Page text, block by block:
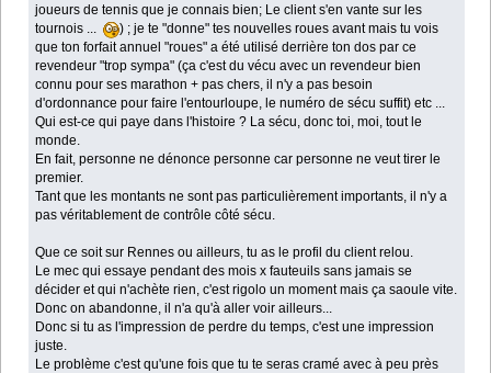
joueurs de tennis que je connais bien; Le client s'en vante sur les
tournois ...
) ; je te "donne" tes nouvelles roues avant mais tu vois
que ton forfait annuel "roues" a été utilisé derrière ton dos par ce
revendeur "trop sympa" (ça c'est du vécu avec un revendeur bien
connu pour ses marathon + pas chers, il n'y a pas besoin
d'ordonnance pour faire l'entourloupe, le numéro de sécu suffit) etc ...
Qui est-ce qui paye dans l'histoire ? La sécu, donc toi, moi, tout le
monde.
En fait, personne ne dénonce personne car personne ne veut tirer le
premier.
Tant que les montants ne sont pas particulièrement importants, il n'y a
pas véritablement de contrôle côté sécu.
Que ce soit sur Rennes ou ailleurs, tu as le profil du client relou.
Le mec qui essaye pendant des mois x fauteuils sans jamais se
décider et qui n'achète rien, c'est rigolo un moment mais ça saoule vite.
Donc on abandonne, il n'a qu'à aller voir ailleurs...
Donc si tu as l'impression de perdre du temps, c'est une impression
juste.
Le problème c'est qu'une fois que tu te seras cramé avec à peu près